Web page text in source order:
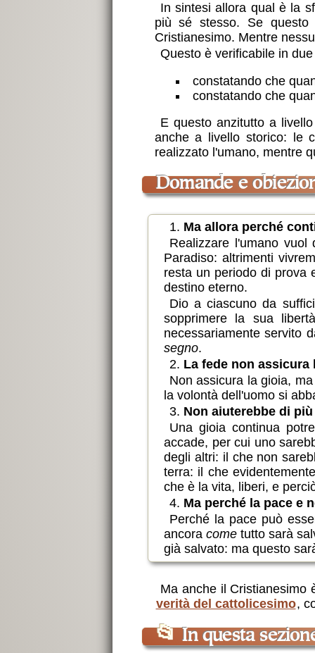
In sintesi allora qual è la
più sé stesso. Se questo
Cristianesimo. Mentre
Questo è verificabile in
constatando che
constatando che
E questo anzitutto a
anche a livello storico: le
realizzato l'umano, mentre
domande e
1. Ma allora perché
Realizzare l'umano
Paradiso: altrimenti
resta un periodo di prova
destino eterno.
Dio a ciascuno da
sopprimere la sua
necessariamente servito
segno.
2. La fede non
Non assicura la gioia,
la volontà dell'uomo si
3. Non aiuterebbe di
Una gioia continua
accade, per cui uno
degli altri: il che non
terra: il che
che è la vita, liberi, e
4. Ma perché la pace e
Perché la pace può
ancoracome tutto sarà
già salvato: ma questo
Ma anche il Cristianesimo
verità del cattolicesimo,
📂 In questa